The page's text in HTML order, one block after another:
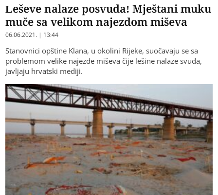
Leševe nalaze posvuda! Mještani muku
muče sa velikom najezdom miševa
06.06.2021. | 13:44
Stanovnici opštine Klana, u okolini Rijeke, suočavaju se sa
problemom velike najezde miševa čije lešine nalaze svuda,
javljaju hrvatski mediji.